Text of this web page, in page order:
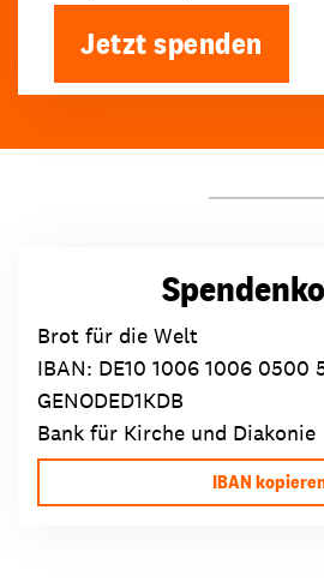
Jetzt spenden
Brot für die Welt
IBAN: DE10 1006 1006 0500
GENODED1KDB
Bank für Kirche und Diakonie
IBAN